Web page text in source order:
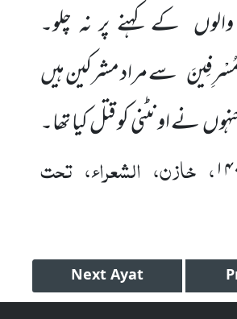
کے کہنے پر نہ چلو۔
سے مراد مشرکین ہیں
نے اونٹنی کو قتل کیا تھا۔
، خازن، الشعراء، تحت
Next Ayat